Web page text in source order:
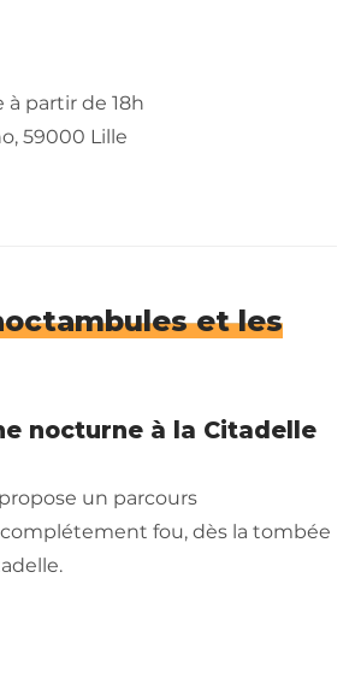
à partir de 18h
59000 Lille
et les
nocturne à la Citadelle
un parcours
complétement fou, dès la tombée